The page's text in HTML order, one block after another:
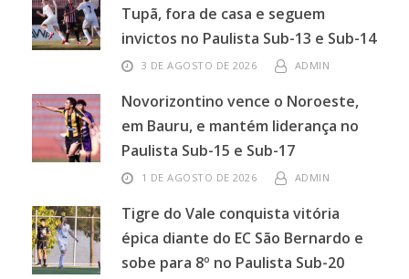
Tupã, fora de casa e seguem
invictos no Paulista Sub-13 e Sub-14
3 DE AGOSTO DE 2026 ADMIN
Novorizontino vence o Noroeste,
em Bauru, e mantém liderança no
Paulista Sub-15 e Sub-17
1 DE AGOSTO DE 2026 ADMIN
Tigre do Vale conquista vitória
épica diante do EC São Bernardo e
sobe para 8º no Paulista Sub-20